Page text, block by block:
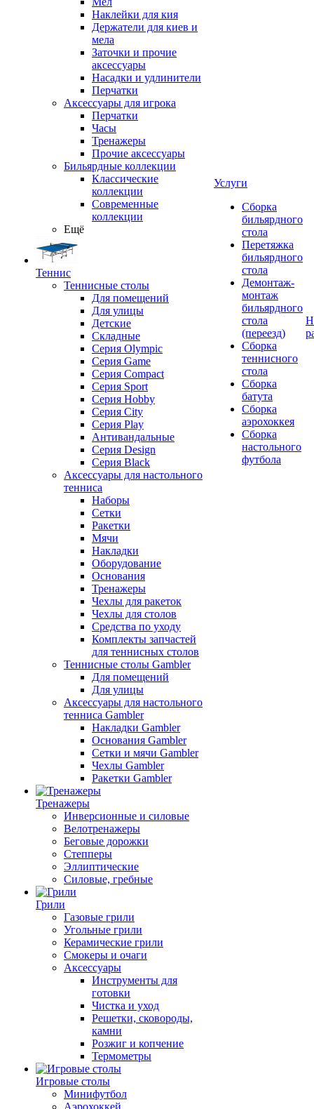
Наклейки для кия
Держатели для киев и
мела
Заточки и прочие
аксессуары
Насадки и удлинители
Перчатки
Аксессуары для игрока
Перчатки
Часы
Тренажеры
Прочие аксессуары
Бильярдные коллекции
Классические
коллекции
Современные
коллекции
Ещё
Теннис
Теннисные столы
Для помещений
Для улицы
Детские
Складные
Серия Olympic
Серия Game
Серия Compact
Серия Sport
Серия Hobby
Серия City
Серия Play
Антивандальные
Серия Design
Серия Black
Аксессуары для настольного
тенниса
Наборы
Сетки
Ракетки
Мячи
Накладки
Оборудование
Основания
Тренажеры
Чехлы для ракеток
Чехлы для столов
Средства по уходу
Комплекты запчастей
для теннисных столов
Теннисные столы Gambler
Для помещений
Для улицы
Аксессуары для настольного
тенниса Gambler
Накладки Gambler
Основания Gambler
Сетки и мячи Gambler
Чехлы Gambler
Ракетки Gambler
Тренажеры
Инверсионные и силовые
Велотренажеры
Беговые дорожки
Степперы
Эллиптические
Силовые, гребные
Грили
Газовые грили
Угольные грили
Керамические грили
Смокеры и очаги
Аксессуары
Инструменты для
готовки
Чистка и уход
Решетки, сковороды,
камни
Розжиг и копчение
Термометры
Игровые столы
Минифутбол
Аэрохоккей
Услуги
Сборка
бильярдного
стола
Перетяжка
бильярдного
стола
Демонтаж-
монтаж
бильярдного
стола
(переезд)
Сборка
теннисного
стола
Сборка
батута
Сборка
аэрохоккея
Сборка
настольного
футбола